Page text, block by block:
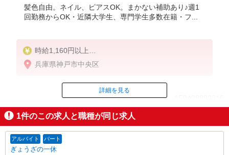
髪色自由。ネイル、ピアスOK。まかない補助あり♪週1
回勤務からOK・近隣大学生、専門学生多数在籍・フ...
時給1,160円以上
高校生 時給1,116円以上
高校生研修 時給1,116円
深夜研修 時給1,395円
※交通費規定支給
兵庫県神戸市中央区
ID：AE0428882316
掲載期間終了
詳細を見る
1件のこの求人と職種が同じ求人
アルバイト パート
ぎょうざの一休